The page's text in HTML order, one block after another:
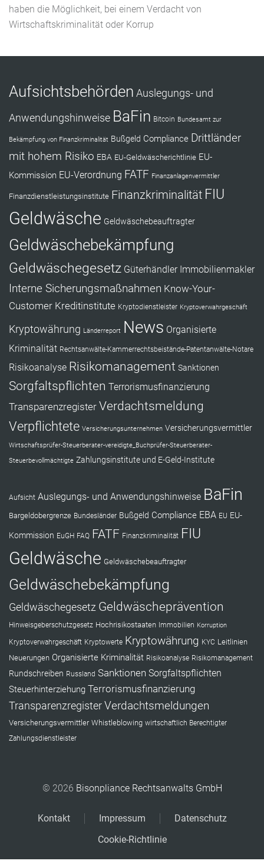
haben die Möglichkeit, bei einem Verdacht von
Wirtschaftskriminalität oder Korrup
Aufsichtsbehörden Auslegungs- und
Anwendungshinweise BaFin Bitcoin Bundesamt zur
Bekämpfung von Finanzkriminalität Bußgeld Compliance Drittländer
mit hohem Risiko EBA EU-Geldwäscherichtlinie EU-
Kommission EU-Verordnung FATF Finanzanlagenvermittler
Finanzdienstleistungsinstitute Finanzkriminalität FIU
Geldwäsche Geldwäschebeauftragter
Geldwäschebekämpfung
Geldwäschegesetz Güterhändler Immobilienmakler
Interne Sicherungsmaßnahmen Know-Your-
Customer Kreditinstitute Kryptodienstleister Kryptoverwahrgeschäft
Kryptowährung Länderreport News Organisierte
Kriminalität Rechtsanwälte-Kammerrechtsbeistände-Patentanwälte-Notare
Risikoanalyse Risikomanagement Sanktionen
Sorgfaltspflichten Terrorismusfinanzierung
Transparenzregister Verdachtsmeldung
Verpflichtete Versicherungsunternehmen Versicherungsvermittler
Wirtschaftsprüfer-Steuerberater-vereidigte_Buchprüfer-Steuerberater-
Steuerbevollmächtigte Zahlungsinstitute und E-Geld-Institute
Aufsicht Auslegungs- und Anwendungshinweise BaFin
Bargeldobergrenze Bundesländer Bußgeld Compliance EBA EU EU-
Kommission EuGH FAQ FATF Finanzkriminalität FIU
Geldwäsche Geldwäschebeauftragter
Geldwäschebekämpfung
Geldwäschegesetz Geldwäscheprävention
Hinweisgeberschutzgesetz Hochrisikostaaten Immobilien Korruption
Kryptoverwahrgeschäft Kryptowerte Kryptowährung KYC Leitlinien
Neuerungen Organisierte Kriminalität Risikoanalyse Risikomanagement
Rundschreiben Russland Sanktionen Sorgfaltspflichten
Steuerhinterziehung Terrorismusfinanzierung
TransparenzregisterVerdachtsmeldungen
Versicherungsvermittler Whistleblowing wirtschaftlich Berechtigter
Zahlungsdienstleister
© 2026 Bisonpliance Rechtsanwalts GmbH
Kontakt Impressum
Datenschutz
Cookie-Richtlinie